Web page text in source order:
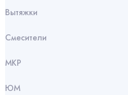
Вытяжки
Смесители
МКР
ЮМ